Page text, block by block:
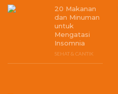
20 Makanan
dan Minuman
untuk
Mengatasi
Insomnia
SEHAT & CANTIK